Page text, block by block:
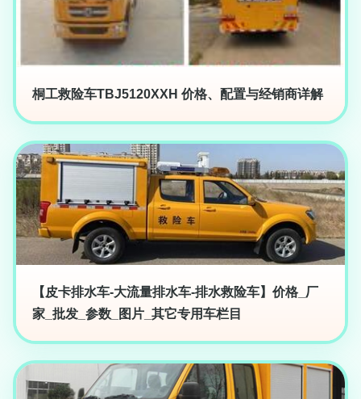
桐工救险车TBJ5120XXH 价格、配置与经销商详解
【皮卡排水车-大流量排水车-排水救险车】价格_厂
家_批发_参数_图片_其它专用车栏目